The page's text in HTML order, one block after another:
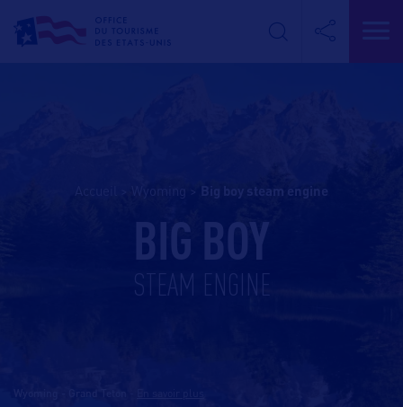
big boy steam engine
BIG BOY
STEAM ENGINE